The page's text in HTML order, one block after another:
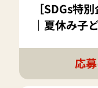
［SDGs特
｜夏休み子
応